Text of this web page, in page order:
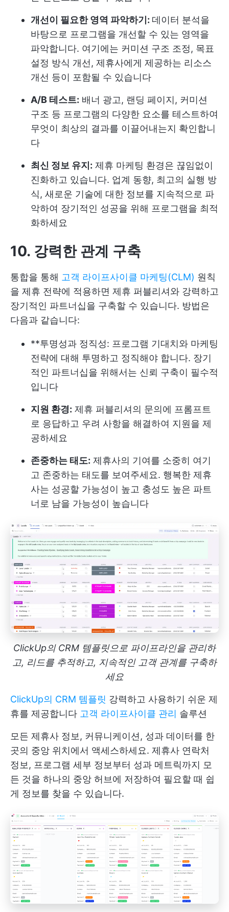
개선이 필요한 영역 파악하기: 데이터 분석을
바탕으로 프로그램을 개선할 수 있는 영역을
파악합니다. 여기에는 커미션 구조 조정, 목표
설정 방식 개선, 제휴사에게 제공하는 리소스
개선 등이 포함될 수 있습니다
A/B 테스트: 배너 광고, 랜딩 페이지, 커미션
구조 등 프로그램의 다양한 요소를 테스트하여
무엇이 최상의 결과를 이끌어내는지 확인합니
다
최신 정보 유지: 제휴 마케팅 환경은 끊임없이
진화하고 있습니다. 업계 동향, 최고의 실행 방
식, 새로운 기술에 대한 정보를 지속적으로 파
악하여 장기적인 성공을 위해 프로그램을 최적
화하세요
10. 강력한 관계 구축
통합을 통해 고객 라이프사이클 마케팅(CLM) 원칙
을 제휴 전략에 적용하면 제휴 퍼블리셔와 강력하고
장기적인 파트너십을 구축할 수 있습니다. 방법은
다음과 같습니다:
**투명성과 정직성: 프로그램 기대치와 마케팅
전략에 대해 투명하고 정직해야 합니다. 장기
적인 파트너십을 위해서는 신뢰 구축이 필수적
입니다
지원 환경: 제휴 퍼블리셔의 문의에 프롬프트
로 응답하고 우려 사항을 해결하여 지원을 제
공하세요
존중하는 태도: 제휴사의 기여를 소중히 여기
고 존중하는 태도를 보여주세요. 행복한 제휴
사는 성공할 가능성이 높고 충성도 높은 파트
너로 남을 가능성이 높습니다
ClickUp의 CRM 템플릿으로 파이프라인을 관리하
고, 리드를 추적하고, 지속적인 고객 관계를 구축하
세요
ClickUp의 CRM 템플릿 강력하고 사용하기 쉬운 제
휴를 제공합니다 고객 라이프사이클 관리 솔루션
모든 제휴사 정보, 커뮤니케이션, 성과 데이터를 한
곳의 중앙 위치에서 액세스하세요. 제휴사 연락처
정보, 프로그램 세부 정보부터 성과 메트릭까지 모
든 것을 하나의 중앙 허브에 저장하여 필요할 때 쉽
게 정보를 찾을 수 있습니다.